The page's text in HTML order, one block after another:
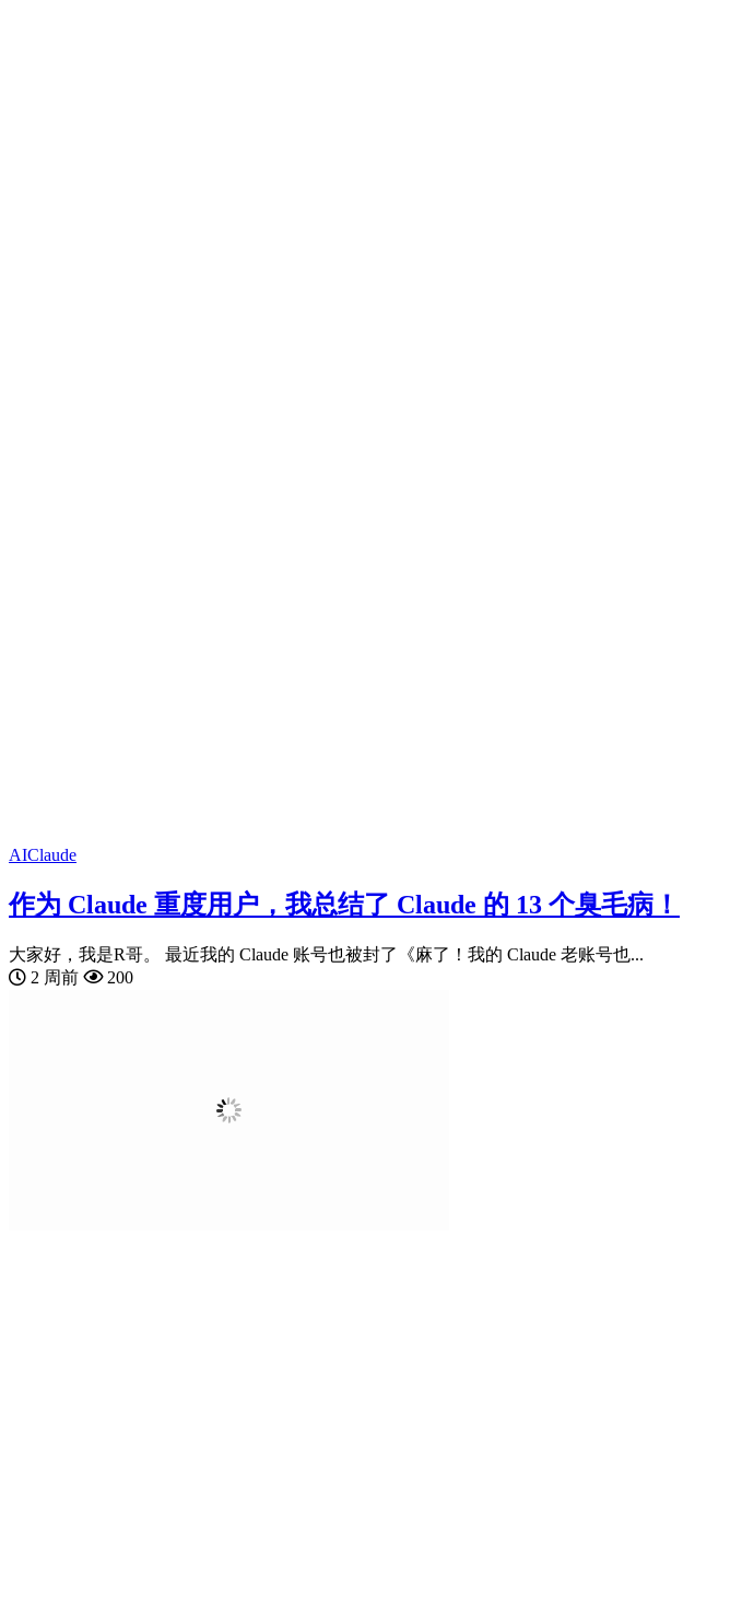
AIClaude
作为 Claude 重度用户，我总结了 Claude 的 13 个臭毛病！
大家好，我是R哥。 最近我的 Claude 账号也被封了《麻了！我的 Claude 老账号也...
2 周前
200